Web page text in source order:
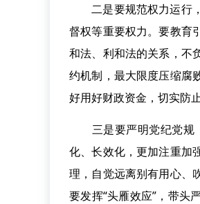
二是要规范权力运行，
督权等重要权力。要教育
和法、利和法的关系，不
约机制，最大限度压缩腐
好用好财政资金，切实防
三是要严明党纪党规
化、长效化，更加注重加
理，自觉远离别有用心、
要发挥“头雁效应”，带头